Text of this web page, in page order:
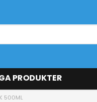
PRODUKTER
500ML